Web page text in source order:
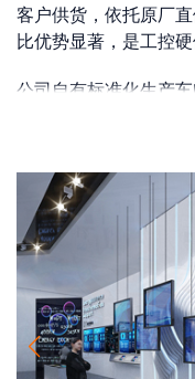
客户供货，依托原厂
比优势显著，是工控
公司自有标准化生产
线、恒温高低温老化
入式、壁挂、支架等
长时间老化、防尘防
测，可稳定应对车间
况，同时支持主板配
柔性定制，匹配 MES
场景需求。